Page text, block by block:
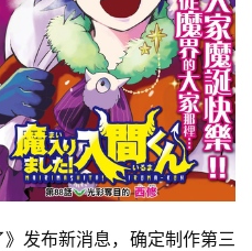
发布新消息，确定制作第三